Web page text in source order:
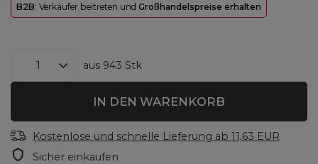
B2B: Verkäufer beitreten und Großhandelspreise erhalten
aus 943 Stk
IN DEN WARENKORB
Kostenlose und schnelle Lieferung ab 11,63 EUR
Sicher einkaufen